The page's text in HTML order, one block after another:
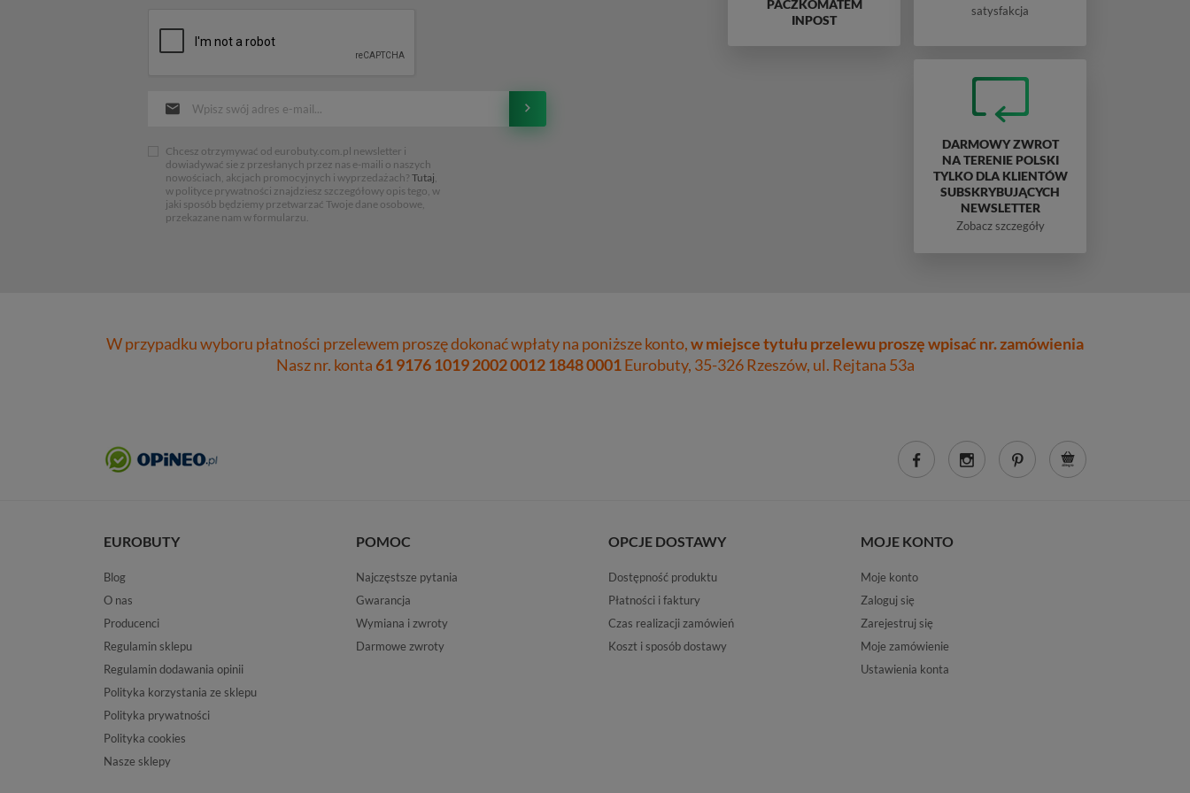
Chcesz otrzymywać od eurobuty.com.pl newsletter i
dowiadywać sie z przesłanych przez nas e-maili o naszych
nowościach, akcjach promocyjnych i wyprzedażach? Tutaj
w polityce prywatności znajdziesz szczegółowy opis tego, w
jaki sposób będziemy przetwarzać Twoje dane osobowe,
przekazane nam w formularzu.
PACZKOMATEM
INPOST
satysfakcja
DARMOWY ZWROT
NA TERENIE POLSKI
TYLKO DLA KLIENTÓW
SUBSKRYBUJĄCYCH
NEWSLETTER
Zobacz szczegóły
W przypadku wyboru płatności przelewem proszę dokonać wpłaty na poniższe konto,w miejsce tytułu przelewu proszę wpisać nr. zamówienia
Nasz nr. konta61 9176 1019 2002 0012 1848 0001Eurobuty, 35-326 Rzeszów, ul. Rejtana 53a
EUROBUTY
Blog
O nas
Producenci
Regulamin sklepu
Regulamin dodawania opinii
Polityka korzystania ze sklepu
Polityka prywatności
Polityka cookies
Nasze sklepy
POMOC
Najczęstsze pytania
Gwarancja
Wymiana i zwroty
Darmowe zwroty
OPCJE DOSTAWY
Dostępność produktu
Płatności i faktury
Czas realizacji zamówień
Koszt i sposób dostawy
MOJE KONTO
Moje konto
Zaloguj się
Zarejestruj się
Moje zamówienie
Ustawienia konta